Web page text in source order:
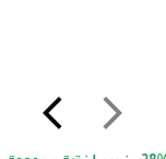
arrow_forward_ios
arrow_back_ios